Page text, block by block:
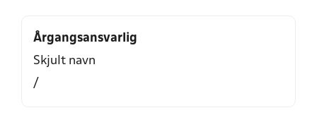
Årgangsansvarlig
Skjult navn
/